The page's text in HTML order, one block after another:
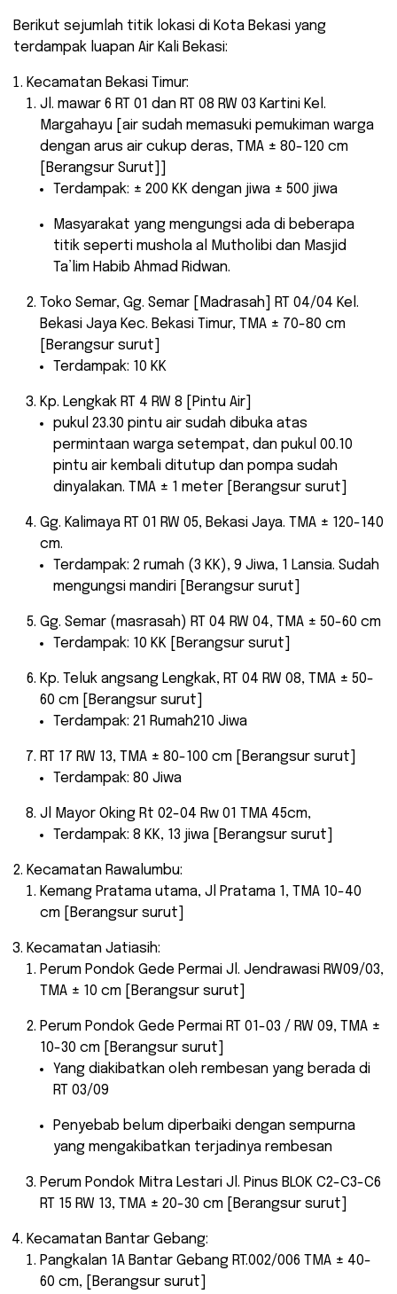
Berikut sejumlah titik lokasi di Kota Bekasi yang
terdampak luapan Air Kali Bekasi:
Kecamatan Bekasi Timur:
Jl. mawar 6 RT 01 dan RT 08 RW 03 Kartini Kel.
Margahayu [air sudah memasuki pemukiman warga
dengan arus air cukup deras, TMA ± 80-120 cm
[Berangsur Surut]]
Terdampak: ± 200 KK dengan jiwa ± 500 jiwa
Masyarakat yang mengungsi ada di beberapa
titik seperti mushola al Mutholibi dan Masjid
Ta’lim Habib Ahmad Ridwan.
Toko Semar, Gg. Semar [Madrasah] RT 04/04 Kel.
Bekasi Jaya Kec. Bekasi Timur, TMA ± 70-80 cm
[Berangsur surut]
Terdampak: 10 KK
Kp. Lengkak RT 4 RW 8 [Pintu Air]
pukul 23.30 pintu air sudah dibuka atas
permintaan warga setempat, dan pukul 00.10
pintu air kembali ditutup dan pompa sudah
dinyalakan. TMA ± 1 meter [Berangsur surut]
Gg. Kalimaya RT 01 RW 05, Bekasi Jaya. TMA ± 120-140
cm.
Terdampak: 2 rumah (3 KK), 9 Jiwa, 1 Lansia. Sudah
mengungsi mandiri [Berangsur surut]
Gg. Semar (masrasah) RT 04 RW 04, TMA ± 50-60 cm
Terdampak: 10 KK [Berangsur surut]
Kp. Teluk angsang Lengkak, RT 04 RW 08, TMA ± 50-
60 cm [Berangsur surut]
Terdampak: 21 Rumah210 Jiwa
RT 17 RW 13, TMA ± 80-100 cm [Berangsur surut]
Terdampak: 80 Jiwa
Jl Mayor Oking Rt 02-04 Rw 01 TMA 45cm,
Terdampak: 8 KK, 13 jiwa [Berangsur surut]
Kecamatan Rawalumbu:
Kemang Pratama utama, Jl Pratama 1, TMA 10-40
cm [Berangsur surut]
Kecamatan Jatiasih:
Perum Pondok Gede Permai Jl. Jendrawasi RW09/03,
TMA ± 10 cm [Berangsur surut]
Perum Pondok Gede Permai RT 01-03 / RW 09, TMA ±
10-30 cm [Berangsur surut]
Yang diakibatkan oleh rembesan yang berada di
RT 03/09
Penyebab belum diperbaiki dengan sempurna
yang mengakibatkan terjadinya rembesan
Perum Pondok Mitra Lestari Jl. Pinus BLOK C2-C3-C6
RT 15 RW 13, TMA ± 20-30 cm [Berangsur surut]
Kecamatan Bantar Gebang:
Pangkalan 1A Bantar Gebang RT.002/006 TMA ± 40-
60 cm, [Berangsur surut]